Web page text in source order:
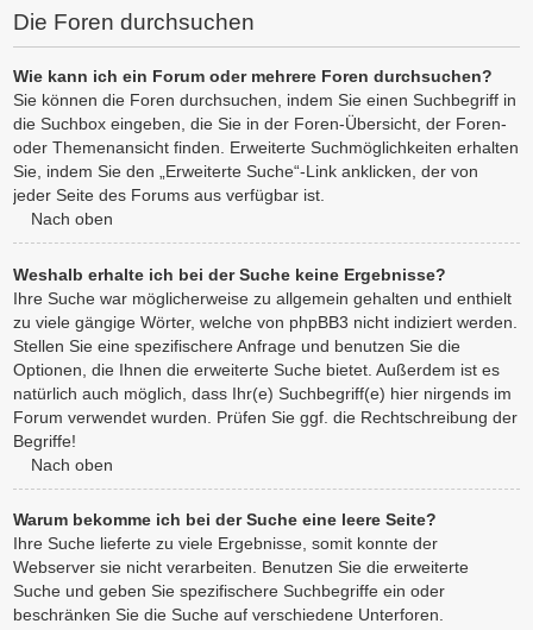
Die Foren durchsuchen
Wie kann ich ein Forum oder mehrere Foren durchsuchen?
Sie können die Foren durchsuchen, indem Sie einen Suchbegriff in
die Suchbox eingeben, die Sie in der Foren-Übersicht, der Foren-
oder Themenansicht finden. Erweiterte Suchmöglichkeiten erhalten
Sie, indem Sie den „Erweiterte Suche“-Link anklicken, der von
jeder Seite des Forums aus verfügbar ist.
Nach oben
Weshalb erhalte ich bei der Suche keine Ergebnisse?
Ihre Suche war möglicherweise zu allgemein gehalten und enthielt
zu viele gängige Wörter, welche von phpBB3 nicht indiziert werden.
Stellen Sie eine spezifischere Anfrage und benutzen Sie die
Optionen, die Ihnen die erweiterte Suche bietet. Außerdem ist es
natürlich auch möglich, dass Ihr(e) Suchbegriff(e) hier nirgends im
Forum verwendet wurden. Prüfen Sie ggf. die Rechtschreibung der
Begriffe!
Nach oben
Warum bekomme ich bei der Suche eine leere Seite?
Ihre Suche lieferte zu viele Ergebnisse, somit konnte der
Webserver sie nicht verarbeiten. Benutzen Sie die erweiterte
Suche und geben Sie spezifischere Suchbegriffe ein oder
beschränken Sie die Suche auf verschiedene Unterforen.